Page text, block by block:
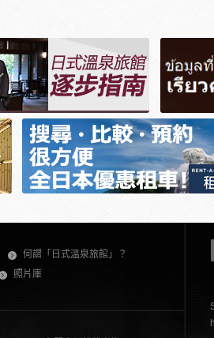
何謂「日式溫泉旅館」？
照片庫